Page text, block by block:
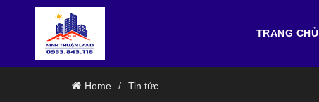
TRANG CHỦ
Home Tin tức